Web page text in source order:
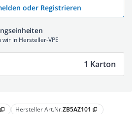
content_copy Hersteller Art.Nr.ZB5AZ101 content_copy
oder Registrieren
in Hersteller-VPE
1 Karton